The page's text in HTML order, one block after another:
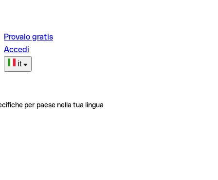
Provalo gratis
Accedi
it
per paese nella tua lingua